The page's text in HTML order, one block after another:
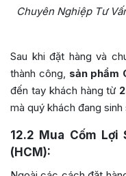
Chuyên Nghiệp Tư
Sau khi đặt hàng và
thành công, sản phẩm
đến tay khách hàng từ
mà quý khách đang
12.2 Mua Cốm Lợi
(HCM):